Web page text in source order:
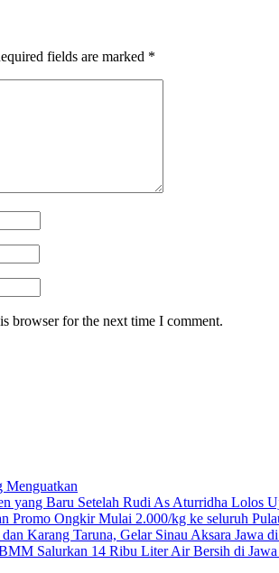
fields are marked *
browser for the next time I comment.
Menguatkan
yang Baru Setelah Rudi As Aturridha Lolos
Promo Ongkir Mulai 2.000/kg ke seluruh
Karang Taruna, Gelar Sinau Aksara Jawa
Salurkan 14 Ribu Liter Air Bersih di